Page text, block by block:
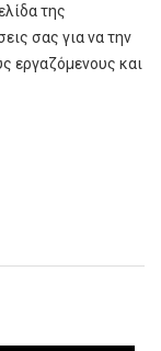
της
σας για να την
εργαζόμενους και